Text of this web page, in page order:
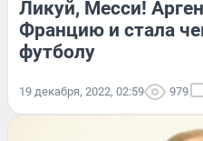
Ликуй, Месси!
Францию и стала
футболу
19 декабря, 2022, 02:59 979